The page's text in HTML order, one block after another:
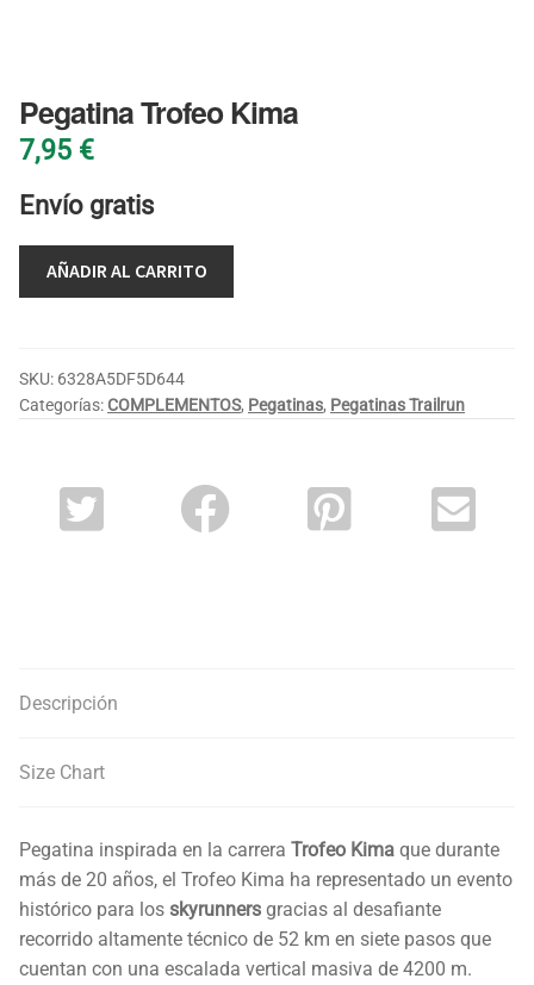
Pegatina Trofeo Kima
7,95 €
Envío gratis
AÑADIR AL CARRITO
SKU: 6328A5DF5D644
Categorías:COMPLEMENTOS, Pegatinas, Pegatinas Trailrun
Descripción
Size Chart
Pegatina inspirada en la carrera Trofeo Kima que durante
más de 20 años, el Trofeo Kima ha representado un evento
histórico para los skyrunners gracias al desafiante
recorrido altamente técnico de 52 km en siete pasos que
cuentan con una escalada vertical masiva de 4200 m.